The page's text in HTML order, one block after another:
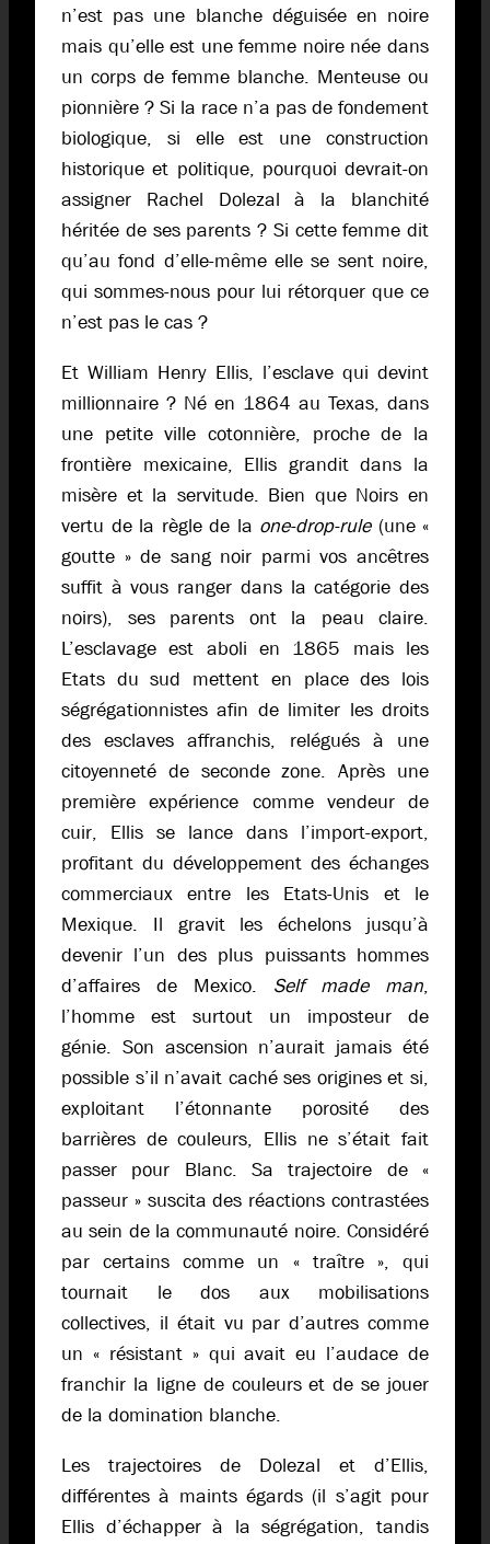
n’est pas une blanche déguisée en noire
mais qu’elle est une femme noire née dans
un corps de femme blanche. Menteuse ou
pionnière ? Si la race n’a pas de fondement
biologique, si elle est une construction
historique et politique, pourquoi devrait-on
assigner Rachel Dolezal à la blanchité
héritée de ses parents ? Si cette femme dit
qu’au fond d’elle-même elle se sent noire,
qui sommes-nous pour lui rétorquer que ce
n’est pas le cas ?
Et William Henry Ellis, l’esclave qui devint
millionnaire ? Né en 1864 au Texas, dans
une petite ville cotonnière, proche de la
frontière mexicaine, Ellis grandit dans la
misère et la servitude. Bien que Noirs en
vertu de la règle de la one-drop-rule(une «
goutte » de sang noir parmi vos ancêtres
suffit à vous ranger dans la catégorie des
noirs), ses parents ont la peau claire.
L’esclavage est aboli en 1865 mais les
Etats du sud mettent en place des lois
ségrégationnistes afin de limiter les droits
des esclaves affranchis, relégués à une
citoyenneté de seconde zone. Après une
première expérience comme vendeur de
cuir, Ellis se lance dans l’import-export,
profitant du développement des échanges
commerciaux entre les Etats-Unis et le
Mexique. Il gravit les échelons jusqu’à
devenir l’un des plus puissants hommes
d’affaires de Mexico. Self made man,
l’homme est surtout un imposteur de
génie. Son ascension n’aurait jamais été
possible s’il n’avait caché ses origines et si,
exploitant l’étonnante porosité des
barrières de couleurs, Ellis ne s’était fait
passer pour Blanc. Sa trajectoire de «
passeur » suscita des réactions contrastées
au sein de la communauté noire. Considéré
par certains comme un « traître », qui
tournait le dos aux mobilisations
collectives, il était vu par d’autres comme
un « résistant » qui avait eu l’audace de
franchir la ligne de couleurs et de se jouer
de la domination blanche.
Les trajectoires de Dolezal et d’Ellis,
différentes à maints égards (il s’agit pour
Ellis d’échapper à la ségrégation, tandis